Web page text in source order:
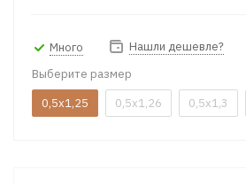
Много
Нашли дешевле?
Выберите размер
0,5x1,25
0,5x1,26 0,5x1,3